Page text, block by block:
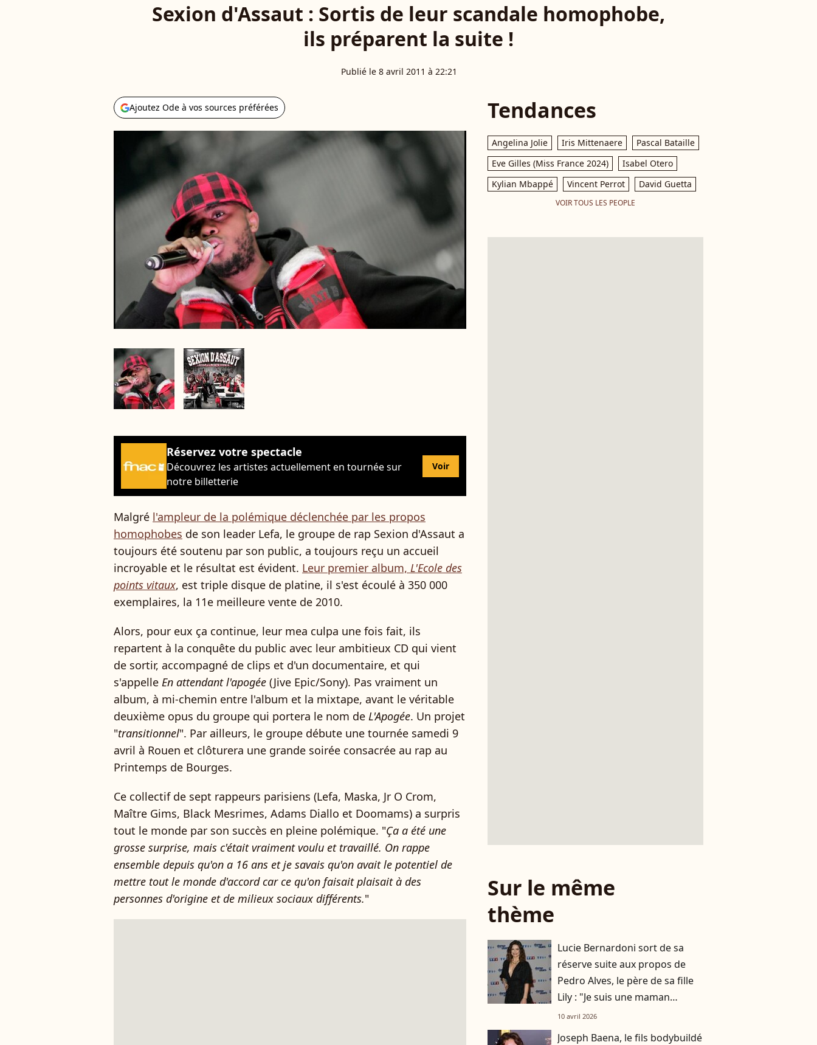
Sexion d'Assaut : Sortis de leur scandale homophobe,
ils préparent la suite !
Publié le 8 avril 2011 à 22:21
Ajoutez Ode à vos sources préférées
Réservez votre spectacle
Découvrez les artistes actuellement en tournée sur
notre billetterie
Voir
Malgré l'ampleur de la polémique déclenchée par les propos
homophobes de son leader Lefa, le groupe de rap Sexion d'Assaut a
toujours été soutenu par son public, a toujours reçu un accueil
incroyable et le résultat est évident. Leur premier album, L'Ecole des
points vitaux, est triple disque de platine, il s'est écoulé à 350 000
exemplaires, la 11e meilleure vente de 2010.
Alors, pour eux ça continue, leur mea culpa une fois fait, ils
repartent à la conquête du public avec leur ambitieux CD qui vient
de sortir, accompagné de clips et d'un documentaire, et qui
s'appelle En attendant l'apogée (Jive Epic/Sony). Pas vraiment un
album, à mi-chemin entre l'album et la mixtape, avant le véritable
deuxième opus du groupe qui portera le nom de L'Apogée. Un projet
"transitionnel". Par ailleurs, le groupe débute une tournée samedi 9
avril à Rouen et clôturera une grande soirée consacrée au rap au
Printemps de Bourges.
Ce collectif de sept rappeurs parisiens (Lefa, Maska, Jr O Crom,
Maître Gims, Black Mesrimes, Adams Diallo et Doomams) a surpris
tout le monde par son succès en pleine polémique. "Ça a été une
grosse surprise, mais c'était vraiment voulu et travaillé. On rappe
ensemble depuis qu'on a 16 ans et je savais qu'on avait le potentiel de
mettre tout le monde d'accord car ce qu'on faisait plaisait à des
personnes d'origine et de milieux sociaux différents."
Tendances
Angelina Jolie Iris Mittenaere
Pascal Bataille
Eve Gilles (Miss France 2024)
Isabel Otero
Kylian Mbappé
Vincent Perrot David Guetta
VOIR TOUS LES PEOPLE
Sur le même
thème
Lucie Bernardoni sort de sa
réserve suite aux propos de
Pedro Alves, le père de sa fille
Lily : "Je suis une maman
aimante"
10 avril 2026
Joseph Baena, le fils bodybuildé